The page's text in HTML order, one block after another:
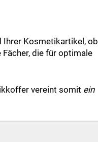
Ihrer Kosmetikartikel, ob
die für optimale
vereint somit ein